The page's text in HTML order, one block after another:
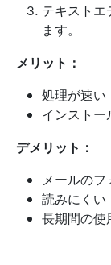
テキストエ
ます。
メリット：
処理が速い
インストー
デメリット：
メールの
読みにくい
長期間の使